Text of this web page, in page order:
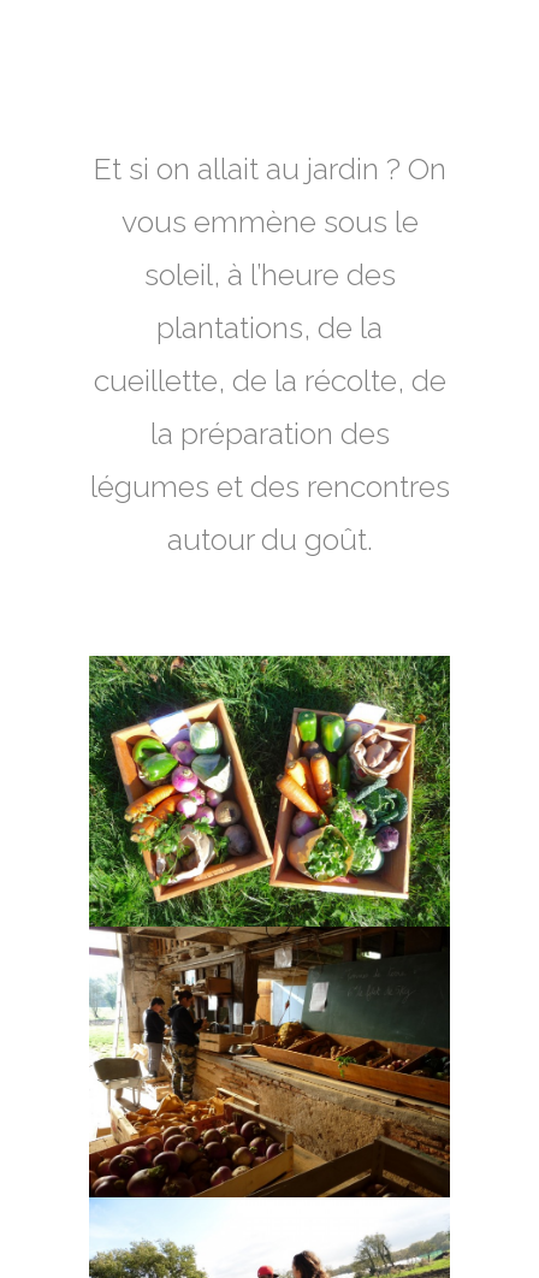
Et si on allait au jardin ? On
vous emmène sous le
soleil, à l’heure des
plantations, de la
cueillette, de la récolte, de
la préparation des
légumes et des rencontres
autour du goût.